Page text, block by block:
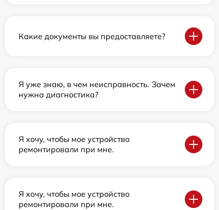
Какие документы вы предоставляете?
Я уже знаю, в чем неисправность. Зачем
нужна диагностика?
Я хочу, чтобы мое устройство
ремонтировали при мне.
Я хочу, чтобы мое устройство
ремонтировали при мне.